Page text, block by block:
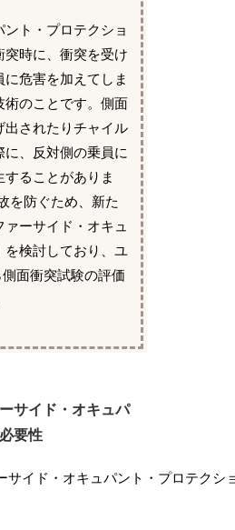
ント・プロテクショ
突時に、衝突を受け
危害を加えてしま
術のことです。側面
出されたりチャイル
に、反対側の乗員に
ることがありま
を防ぐため、新た
ーサイド・オキュ
検討しており、ユ
面衝突試験の評価
サイド・オキュパ
要性